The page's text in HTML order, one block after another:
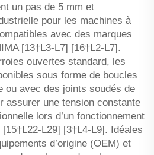
un pas de 5 mm et
pour les machines à
avec des marques
[13†L3-L7] [16†L2-L7].
ouvertes standard, les
sous forme de boucles
ou avec des joints soudés de
assurer une tension constante
lors d’un fonctionnement
L29] [3†L4-L9]. Idéales
d’origine (OEM) et